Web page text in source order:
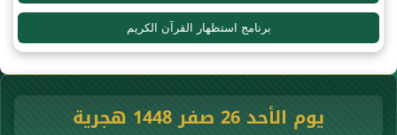
برنامج استظهار القرآن الكريم
يوم الأحد 26 صفر 1448 هجرية